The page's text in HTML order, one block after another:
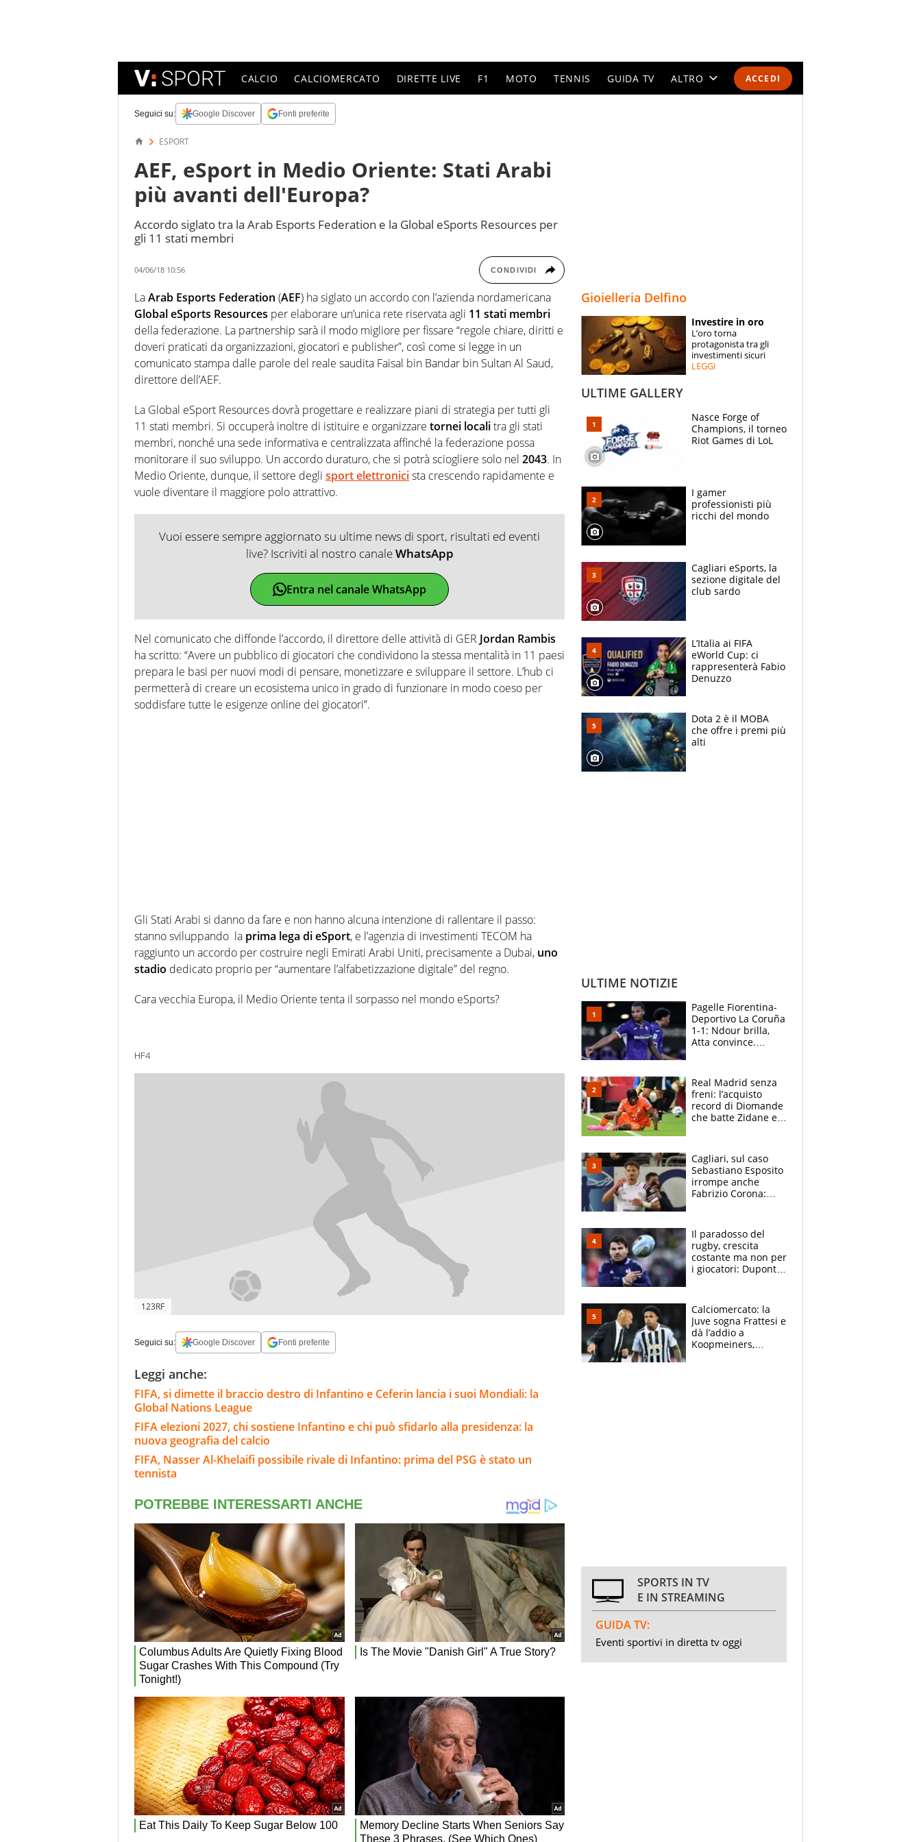
ACCEDI
CALCIO CALCIOMERCATO DIRETTE LIVE F1 MOTO TENNIS GUIDA TV ALTRO
SPECIALI
ESPERTI
Seguici su: Google Discover Fonti preferite
ESPORT
AEF, eSport in Medio Oriente: Stati Arabi
più avanti dell'Europa?
Accordo siglato tra la Arab Esports Federation e la Global eSports Resources per
gli 11 stati membri
04/06/18 10:56 CONDIVIDI
LaArab Esports Federation (AEF) ha siglato un accordo con l’azienda nordamericana
Global eSports Resources per elaborare un’unica rete riservata agli 11 stati membri
della federazione. La partnership sarà il modo migliore per fissare “regole chiare, diritti e
doveri praticati da organizzazioni, giocatori e publisher”, così come si legge in un
comunicato stampa dalle parole del reale saudita Faisal bin Bandar bin Sultan Al Saud,
direttore dell’AEF.
La Global eSport Resources dovrà progettare e realizzare piani di strategia per tutti gli
11 stati membri. Si occuperà inoltre di istituire e organizzare tornei localitra gli stati
membri, nonché una sede informativa e centralizzata affinché la federazione possa
monitorare il suo sviluppo. Un accordo duraturo, che si potrà sciogliere solo nel 2043. In
Medio Oriente, dunque, il settore degli sport elettronicista crescendo rapidamente e
vuole diventare il maggiore polo attrattivo.
Vuoi essere sempre aggiornato su ultime news di sport, risultati ed eventi
live? Iscriviti al nostro canaleWhatsApp
Entra nel canale WhatsApp
Nel comunicato che diffonde l’accordo, il direttore delle attività di GER Jordan Rambis
ha scritto: “Avere un pubblico di giocatori che condividono la stessa mentalità in 11 paesi
prepara le basi per nuovi modi di pensare, monetizzare e sviluppare il settore. L’hub ci
permetterà di creare un ecosistema unico in grado di funzionare in modo coeso per
soddisfare tutte le esigenze online dei giocatori”.
Gli Stati Arabi si danno da fare e non hanno alcuna intenzione di rallentare il passo:
stanno sviluppando la prima lega di eSport, e l’agenzia di investimenti TECOM ha
raggiunto un accordo per costruire negli Emirati Arabi Uniti, precisamente a Dubai, uno
stadio dedicato proprio per “aumentare l’alfabetizzazione digitale” del regno.
Cara vecchia Europa, il Medio Oriente tenta il sorpasso nel mondo eSports?
HF4
123RF
Seguici su: Google Discover Fonti preferite
Leggi anche:
FIFA, si dimette il braccio destro di Infantino e Ceferin lancia i suoi Mondiali: la
Global Nations League
FIFA elezioni 2027, chi sostiene Infantino e chi può sfidarlo alla presidenza: la
nuova geografia del calcio
FIFA, Nasser Al-Khelaifi possibile rivale di Infantino: prima del PSG è stato un
tennista
Gioielleria Delfino
Investire in oro
L’oro torna
protagonista tra gli
investimenti sicuri
LEGGI
ULTIME GALLERY
Nasce Forge of
Champions, il torneo
Riot Games di LoL
I gamer
professionisti più
ricchi del mondo
Cagliari eSports, la
sezione digitale del
club sardo
L’Italia ai FIFA
eWorld Cup: ci
rappresenterà Fabio
Denuzzo
Dota 2 è il MOBA
che offre i premi più
alti
ULTIME NOTIZIE
Pagelle Fiorentina-
Deportivo La Coruña
1-1: Ndour brilla,
Atta convince.
Real Madrid senza
freni: l’acquisto
record di Diomande
che batte Zidane e
Cagliari, sul caso
Sebastiano Esposito
irrompe anche
Fabrizio Corona:
prove”
Il paradosso del
rugby, crescita
costante ma non per
i giocatori: Dupont
solo 1,4 milioni
all'anno
Calciomercato: la
Juve sogna Frattesi e
dà l’addio a
Koopmeiners,
SPORTS IN TV
E IN STREAMING
GUIDA TV:
Eventi sportivi in diretta tv oggi